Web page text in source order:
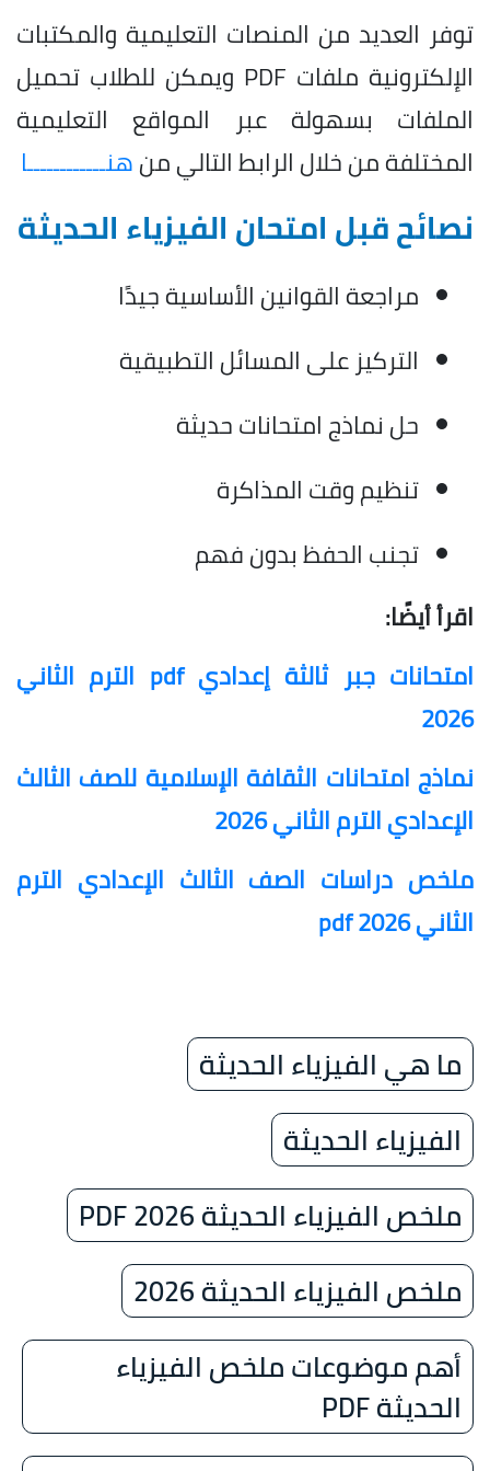
توفر العديد من المنصات التعليمية والمكتبات
الإلكترونية ملفات PDF ويمكن للطلاب تحميل
الملفات بسهولة عبر المواقع التعليمية
المختلفة من خلال الرابط التالي منهنــــــــــــا
نصائح قبل امتحان الفيزياء الحديثة
مراجعة القوانين الأساسية جيدًا
التركيز على المسائل التطبيقية
حل نماذج امتحانات حديثة
تنظيم وقت المذاكرة
تجنب الحفظ بدون فهم
اقرأ أيضًا:
امتحانات جبر ثالثة إعدادي pdf الترم الثاني
2026
نماذج امتحانات الثقافة الإسلامية للصف الثالث
الإعدادي الترم الثاني 2026
ملخص دراسات الصف الثالث الإعدادي الترم
الثاني 2026 pdf
ما هي الفيزياء الحديثة
الفيزياء الحديثة
ملخص الفيزياء الحديثة PDF 2026
ملخص الفيزياء الحديثة 2026
أهم موضوعات ملخص الفيزياء
الحديثة PDF